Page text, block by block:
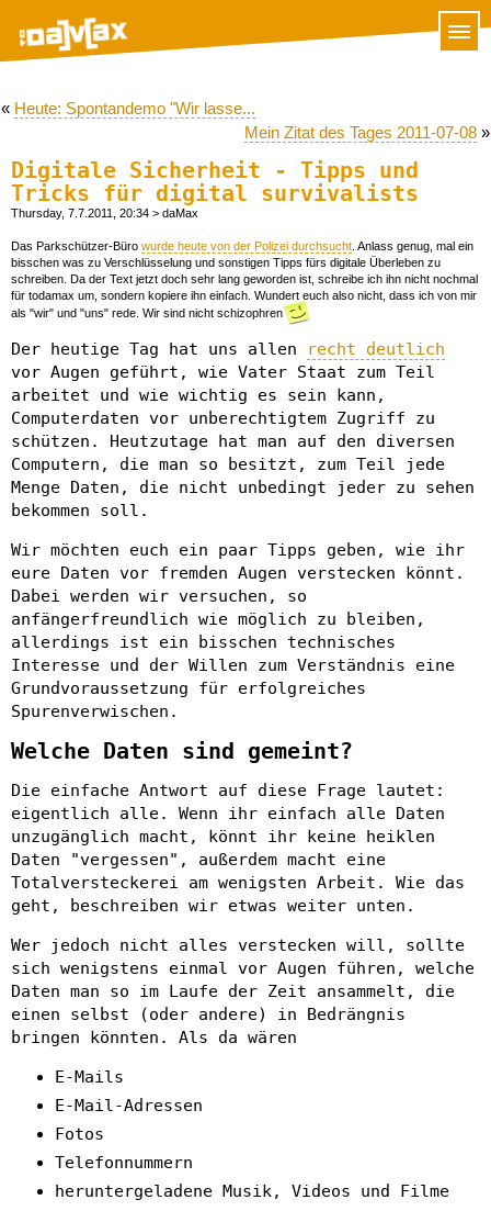
« Heute: Spontandemo "Wir lasse...
Mein Zitat des Tages 2011-07-08 »
Digitale Sicherheit - Tipps und
Tricks für digital survivalists
Thursday, 7.7.2011, 20:34 > daMax
Das Parkschützer-Büro wurde heute von der Polizei durchsucht . Anlass genug, mal ein
bisschen was zu Verschlüsselung und sonstigen Tipps fürs digitale Überleben zu
schreiben. Da der Text jetzt doch sehr lang geworden ist, schreibe ich ihn nicht nochmal
für todamax um, sondern kopiere ihn einfach. Wundert euch also nicht, dass ich von mir
als "wir" und "uns" rede. Wir sind nicht schizophren
Der heutige Tag hat uns allen
recht deutlich
vor Augen geführt, wie Vater Staat zum Teil
arbeitet und wie wichtig es sein kann,
Computerdaten vor unberechtigtem Zugriff zu
schützen. Heutzutage hat man auf den diversen
Computern, die man so besitzt, zum Teil jede
Menge Daten, die nicht unbedingt jeder zu sehen
bekommen soll.
Wir möchten euch ein paar Tipps geben, wie ihr
eure Daten vor fremden Augen verstecken könnt.
Dabei werden wir versuchen, so
anfängerfreundlich wie möglich zu bleiben,
allerdings ist ein bisschen technisches
Interesse und der Willen zum Verständnis eine
Grundvoraussetzung für erfolgreiches
Spurenverwischen.
Welche Daten sind gemeint?
Die einfache Antwort auf diese Frage lautet:
eigentlich alle. Wenn ihr einfach alle Daten
unzugänglich macht, könnt ihr keine heiklen
Daten "vergessen", außerdem macht eine
Totalversteckerei am wenigsten Arbeit. Wie das
geht, beschreiben wir etwas weiter unten.
Wer jedoch nicht alles verstecken will, sollte
sich wenigstens einmal vor Augen führen, welche
Daten man so im Laufe der Zeit ansammelt, die
einen selbst (oder andere) in Bedrängnis
bringen könnten. Als da wären
E-Mails
E-Mail-Adressen
Fotos
Telefonnummern
heruntergeladene Musik, Videos und Filme